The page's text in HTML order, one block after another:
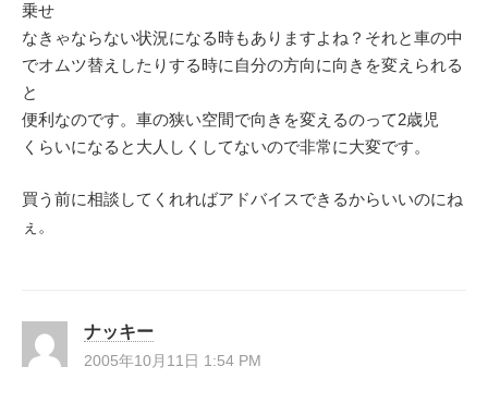
乗せ
なきゃならない状況になる時もありますよね？それと車の中
でオムツ替えしたりする時に自分の方向に向きを変えられる
と
便利なのです。車の狭い空間で向きを変えるのって2歳児
くらいになると大人しくしてないので非常に大変です。
買う前に相談してくれればアドバイスできるからいいのにね
ぇ。
ナッキー
2005年10月11日 1:54 PM